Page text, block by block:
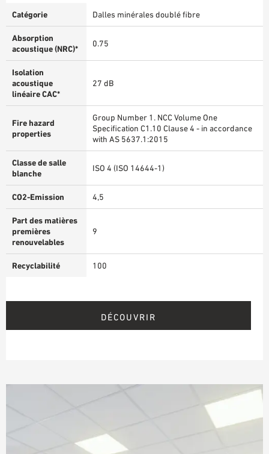
Catégorie Dalles minérales doublé fibre
Absorption
acoustique (NRC)*
0.75
Isolation
acoustique
linéaire CAC*
27 dB
Fire hazard
properties
Group Number 1. NCC Volume One
Specification C1.10 Clause 4 - in accordance
with AS 5637.1:2015
Classe de salle
blanche
ISO 4 (ISO 14644-1)
CO2-Emission 4,5
Part des matières
premières
renouvelables
9
Recyclabilité 100
DÉCOUVRIR